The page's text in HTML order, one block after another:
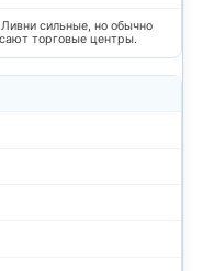
сильные, но обычно
торговые центры.